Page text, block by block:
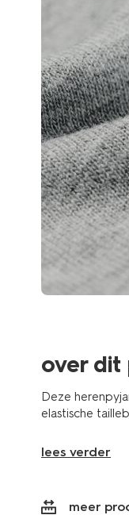
over dit
Deze
elastische
lees verder
meer